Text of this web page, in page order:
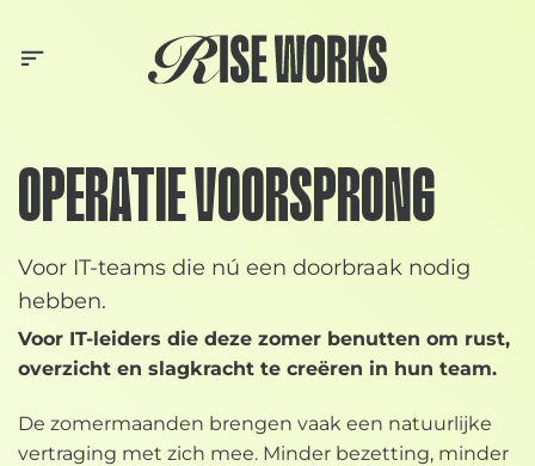
OPERATIE VOORSPRONG
Voor IT-teams die nú een doorbraak nodig
hebben.
Voor IT-leiders die deze zomer benutten om rust,
overzicht en slagkracht te creëren in hun team.
De zomermaanden brengen vaak een natuurlijke
vertraging met zich mee. Minder bezetting, minder